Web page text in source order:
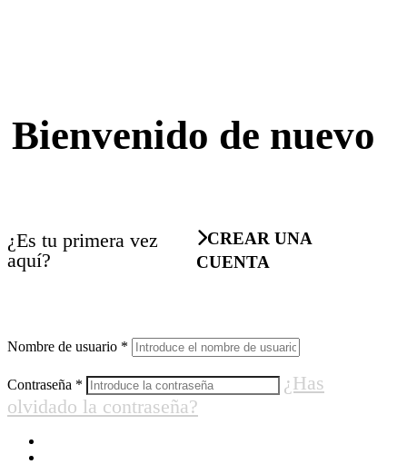
Bienvenido de nuevo
¿Es tu primera vez
aquí?
CREAR UNA
CUENTA
Nombre de usuario *
Contraseña *
¿Has
olvidado la contraseña?